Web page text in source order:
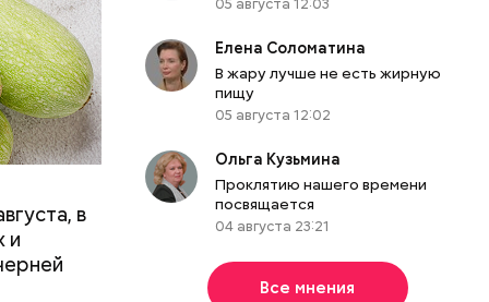
в
и
у
Елена Соломатина
В жару лучше не есть жирную
пищу
05 августа 12:02
Ольга Кузьмина
Проклятию нашего времени
посвящается
04 августа 23:21
Все мнения